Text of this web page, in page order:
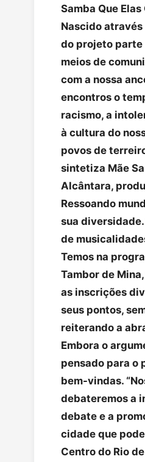
Samba Que
Nascido através
do projeto parte
meios de
com a nossa
encontros o
racismo, a
à cultura do
povos de
sintetiza Mãe
Alcântara,
Ressoando
sua
de
Temos na
Tambor de
as inscrições
seus pontos,
reiterando a
Embora o
pensado para o
bem-vindas.
debateremos a
debate e a
cidade que
Centro do Rio